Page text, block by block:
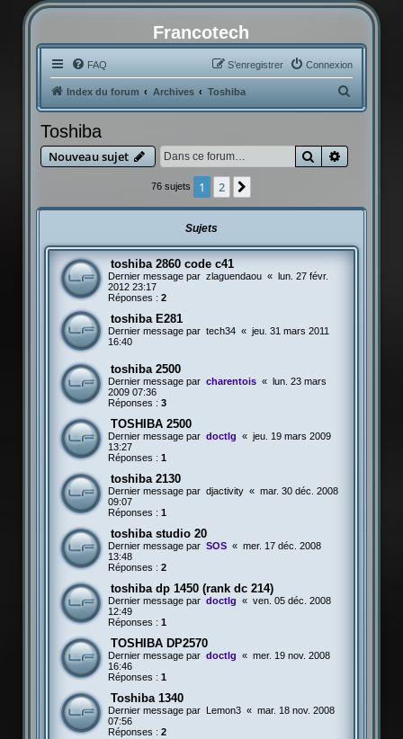
Francotech
FAQ Connexion
S’enregistrer
Index du forum Archives Toshiba
e
h
Toshiba
Nouveau sujet Rechercher
76 sujets 1 2
Sujets
toshiba 2860 code c41
Dernier message par zlaguendaou «
lun. 27 févr.
2012 23:17
Réponses : 2
toshiba E281
Dernier message par tech34 « jeu. 31 mars 2011
16:40
toshiba 2500
Dernier message par charentois «
lun. 23 mars
2009 07:36
Réponses : 3
TOSHIBA 2500
Dernier message par doctlg « jeu. 19 mars 2009
13:27
Réponses : 1
toshiba 2130
Dernier message par djactivity « mar. 30 déc. 2008
09:07
Réponses : 1
toshiba studio 20
Dernier message par SOS « mer. 17 déc. 2008
13:48
Réponses : 2
toshiba dp 1450 (rank dc 214)
Dernier message par doctlg « ven. 05 déc. 2008
12:49
Réponses : 1
TOSHIBA DP2570
Dernier message par doctlg « mer. 19 nov. 2008
16:46
Réponses : 1
Toshiba 1340
Dernier message par Lemon3 « mar. 18 nov. 2008
07:56
Réponses : 2